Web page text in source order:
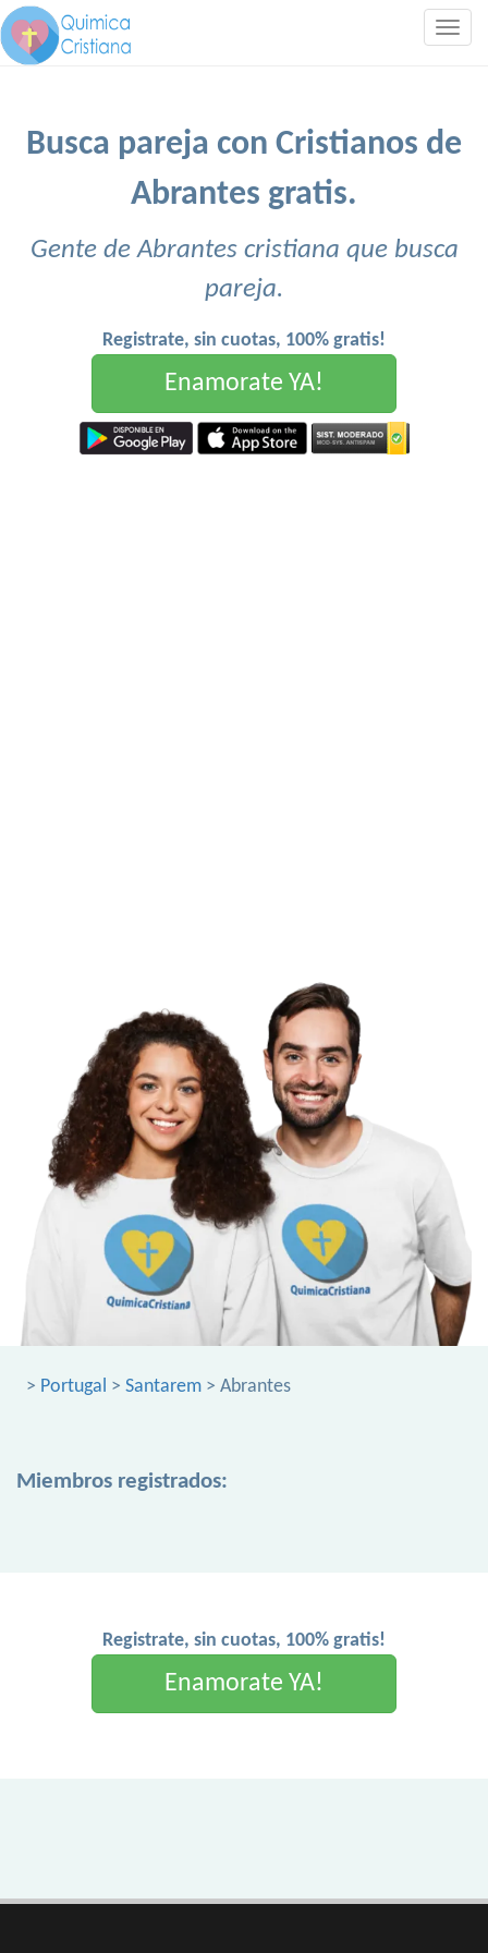
Busca pareja con Cristianos de
Abrantes gratis.
Gente de Abrantes cristiana que busca
pareja.
Registrate, sin cuotas, 100% gratis!
Enamorate YA!
> Portugal > Santarem > Abrantes
Miembros registrados:
Registrate, sin cuotas, 100% gratis!
Enamorate YA!